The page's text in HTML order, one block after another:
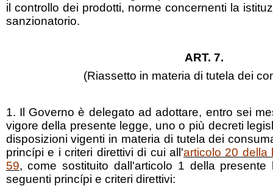
il controllo dei prodotti, norme concernenti la
sanzionatorio.
ART. 7.
(Riassetto in materia di tutela dei
1. Il Governo è delegato ad adottare, entro sei
vigore della presente legge, uno o più decreti
disposizioni vigenti in materia di tutela dei
princípi e i criteri direttivi di cui all'articolo 20 della
59, come sostituito dall'articolo 1 della
seguenti princípi e criteri direttivi: